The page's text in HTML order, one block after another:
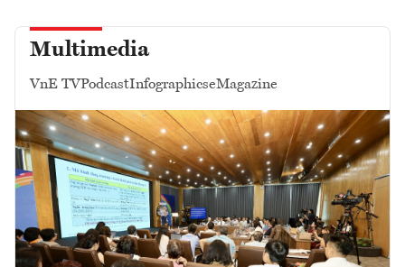
Multimedia
VnE TVPodcastInfographicseMagazine